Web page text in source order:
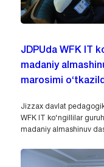
JDPUda WFK IT
madaniy
marosimi
Jizzax davlat
WFK IT ko‘ngillilar
madaniy almashinuv